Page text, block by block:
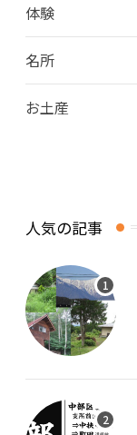
体験
名所
お土産
人気の記事